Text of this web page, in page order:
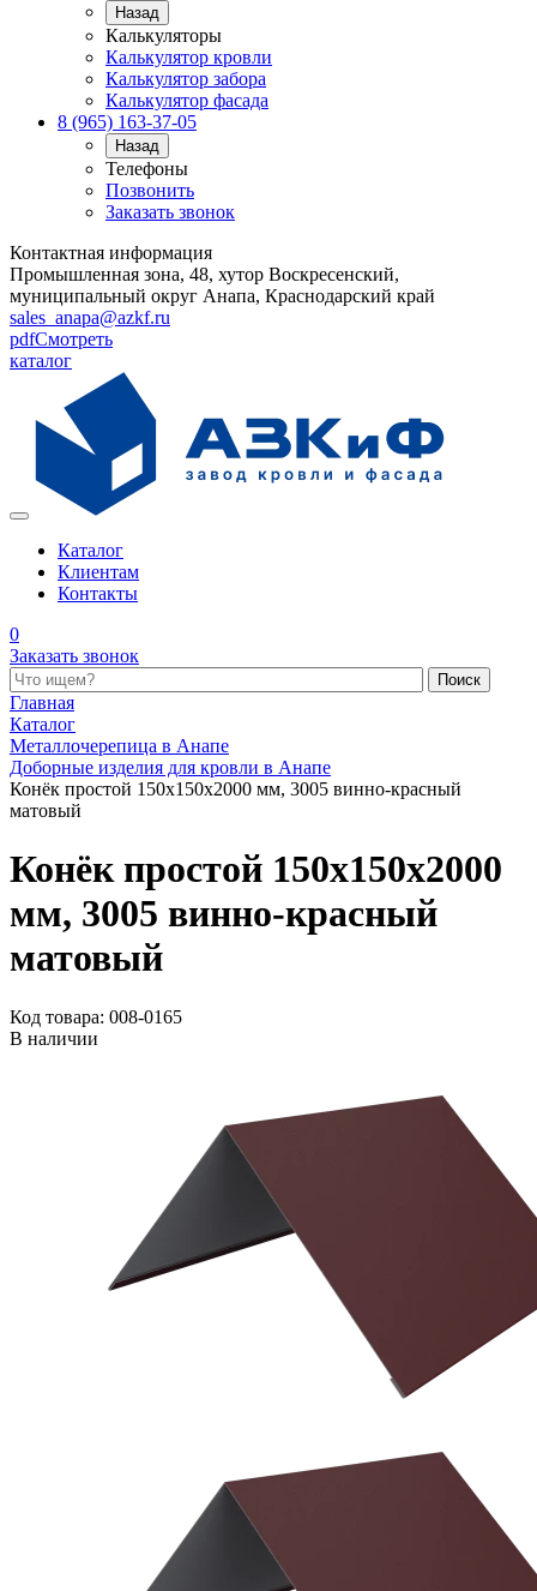
Назад
Калькуляторы
Калькулятор кровли
Калькулятор забора
Калькулятор фасада
8 (965) 163-37-05
Назад
Телефоны
Позвонить
Заказать звонок
Контактная информация
Промышленная зона, 48, хутор Воскресенский,
муниципальный округ Анапа, Краснодарский край
sales_anapa@azkf.ru
pdfСмотреть
каталог
Каталог
Клиентам
Контакты
0
Заказать звонок
Поиск по каталогу
Главная
Каталог
Металлочерепица в Анапе
Доборные изделия для кровли в Анапе
Конёк простой 150x150x2000 мм, 3005 винно-красный
матовый
Конёк простой 150x150x2000
мм, 3005 винно-красный
матовый
Код товара: 008-0165
В наличии